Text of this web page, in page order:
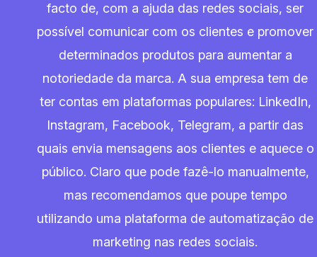
facto de, com a ajuda das redes sociais, ser
possível comunicar com os clientes e promover
determinados produtos para aumentar a
notoriedade da marca. A sua empresa tem de
ter contas em plataformas populares: LinkedIn,
Instagram, Facebook, Telegram, a partir das
quais envia mensagens aos clientes e aquece o
público. Claro que pode fazê-lo manualmente,
mas recomendamos que poupe tempo
utilizando uma plataforma de automatização de
marketing nas redes sociais.